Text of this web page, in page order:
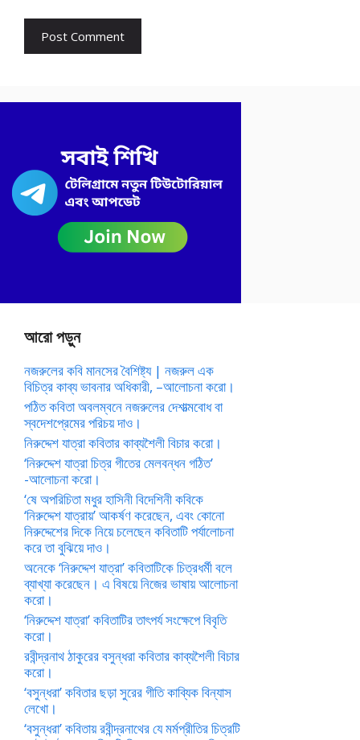
আরো পড়ুন
নজরুলের কবি মানসের বৈশিষ্ট্য | নজরুল এক
বিচিত্র কাব্য ভাবনার অধিকারী, –আলোচনা করো।
পঠিত কবিতা অবলম্বনে নজরুলের দেশাত্মবোধ বা
স্বদেশপ্রেমের পরিচয় দাও।
নিরুদ্দেশ যাত্রা কবিতার কাব্যশৈলী বিচার করো।
‘নিরুদ্দেশ যাত্রা চিত্র গীতের মেলবন্ধন গঠিত’
-আলোচনা করো।
‘ষে অপরিচিতা মধুর হাসিনী বিদেশিনী কবিকে
‘নিরুদ্দেশ যাত্রায়’ আকর্ষণ করেছেন, এবং কোনো
নিরুদ্দেশের দিকে নিয়ে চলেছেন কবিতাটি পর্যালোচনা
করে তা বুঝিয়ে দাও।
অনেকে ‘নিরুদ্দেশ যাত্রা’ কবিতাটিকে চিত্রধর্মী বলে
ব্যাখ্যা করেছেন। এ বিষয়ে নিজের ভাষায় আলোচনা
করো।
‘নিরুদ্দেশ যাত্রা’ কবিতাটির তাৎপর্য সংক্ষেপে বিবৃতি
করো।
রবীন্দ্রনাথ ঠাকুরের বসুন্ধরা কবিতার কাব্যশৈলী বিচার
করো।
‘বসুন্ধরা’ কবিতার ছড়া সুরের গীতি কাব্যিক বিন্যাস
লেখো।
‘বসুন্ধরা’ কবিতায় রবীন্দ্রনাথের যে মর্মপ্রীতির চিত্রটি